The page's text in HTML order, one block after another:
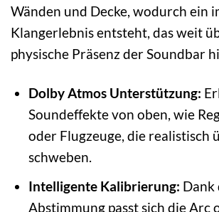
Wänden und Decke, wodurch ein
Klangerlebnis entsteht, das weit
physische Präsenz der Soundbar
Dolby Atmos Unterstützung:
Soundeffekte von oben, wie
oder Flugzeuge, die realistisch
schweben.
Intelligente Kalibrierung: Dank
Abstimmung passt sich die Arc